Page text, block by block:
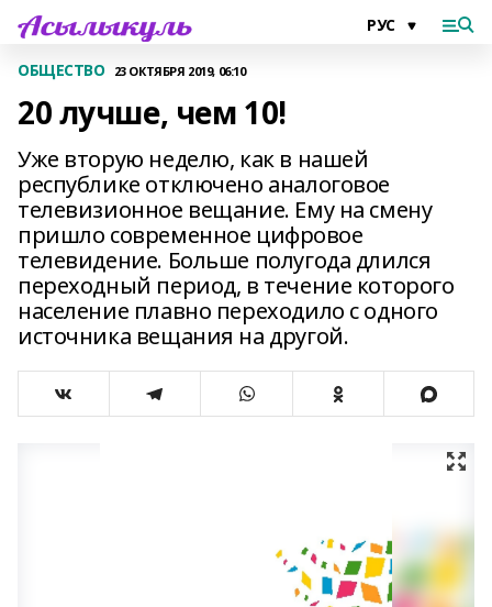
ОБЩЕСТВО 23 ОКТЯБРЯ 2019, 06:10
20 лучше, чем 10!
Уже вторую неделю, как в нашей
республике отключено аналоговое
телевизионное вещание. Ему на смену
пришло современное цифровое
телевидение. Больше полугода длился
переходный период, в течение которого
население плавно переходило с одного
источника вещания на другой.